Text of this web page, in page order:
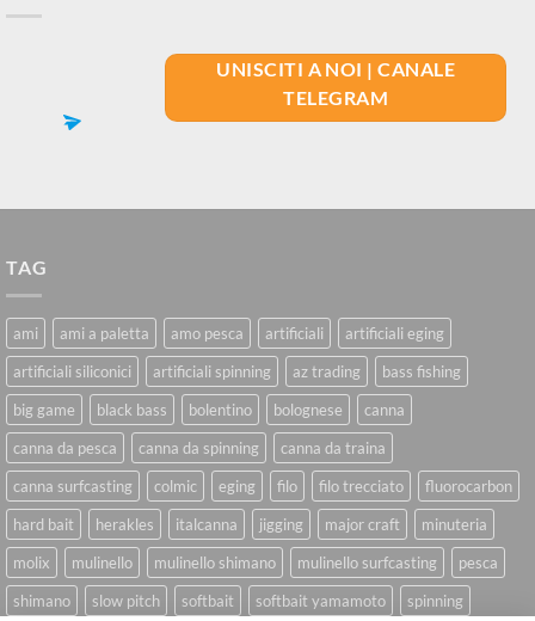
UNISCITI A NOI | CANALE
TELEGRAM
TAG
ami ami a paletta amo pesca artificiali
artificiali eging
artificiali siliconici
artificiali spinning az trading
bass fishing
big game
black bass bolentino bolognese
canna
canna da pesca
canna da spinning
canna da traina
canna surfcasting
colmic eging filo filo trecciato
fluorocarbon
hard bait
herakles italcanna jigging major craft
minuteria
molix
mulinello mulinello shimano mulinello surfcasting
pesca
shimano
slow pitch softbait softbait yamamoto
spinning